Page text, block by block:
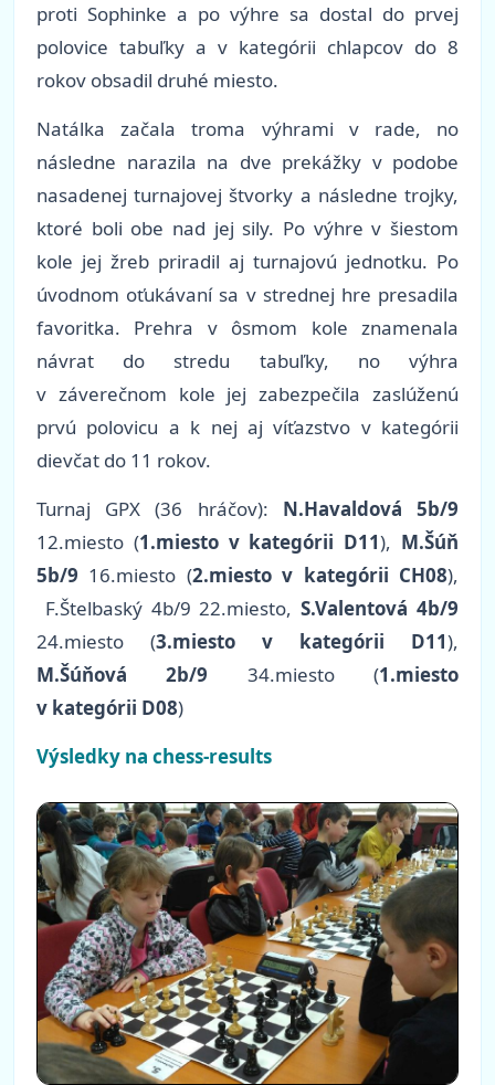
proti Sophinke a po výhre sa dostal do prvej
polovice tabuľky a v kategórii chlapcov do 8
rokov obsadil druhé miesto.
Natálka začala troma výhrami v rade, no
následne narazila na dve prekážky v podobe
nasadenej turnajovej štvorky a následne trojky,
ktoré boli obe nad jej sily. Po výhre v šiestom
kole jej žreb priradil aj turnajovú jednotku. Po
úvodnom oťukávaní sa v strednej hre presadila
favoritka. Prehra v ôsmom kole znamenala
návrat do stredu tabuľky, no výhra
v záverečnom kole jej zabezpečila zaslúženú
prvú polovicu a k nej aj víťazstvo v kategórii
dievčat do 11 rokov.
Turnaj GPX (36 hráčov): N.Havaldová 5b/9
12.miesto (1.miesto v kategórii D11), M.Šúň
5b/9 16.miesto (2.miesto v kategórii CH08),
F.Štelbaský 4b/9 22.miesto,S.Valentová 4b/9
24.miesto (3.miesto v kategórii D11),
M.Šúňová 2b/9 34.miesto (1.miesto
v kategórii D08)
Výsledky na chess-results